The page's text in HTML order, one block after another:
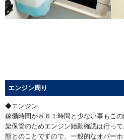
エンジン周り
◆エンジン
稼働時間が８６１時間と少ない事もこ
架保管のためエンジン始動確認は行っ
態とのことですので、一般的なオバー